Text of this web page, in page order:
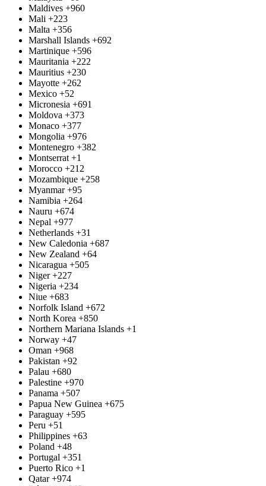
Maldives +960
Mali +223
Malta +356
Marshall Islands +692
Martinique +596
Mauritania +222
Mauritius +230
Mayotte +262
Mexico +52
Micronesia +691
Moldova +373
Monaco +377
Mongolia +976
Montenegro +382
Montserrat +1
Morocco +212
Mozambique +258
Myanmar +95
Namibia +264
Nauru +674
Nepal +977
Netherlands +31
New Caledonia +687
New Zealand +64
Nicaragua +505
Niger +227
Nigeria +234
Niue +683
Norfolk Island +672
North Korea +850
Northern Mariana Islands +1
Norway +47
Oman +968
Pakistan +92
Palau +680
Palestine +970
Panama +507
Papua New Guinea +675
Paraguay +595
Peru +51
Philippines +63
Poland +48
Portugal +351
Puerto Rico +1
Qatar +974